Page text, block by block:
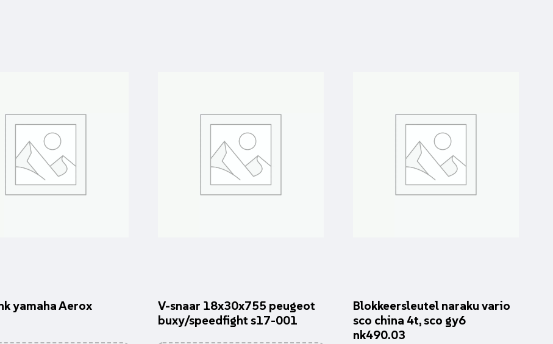
yamaha Aerox
V-snaar 18x30x755 peugeot
buxy/speedfight s17-001
Blokkeersleutel naraku vario
sco china 4t, sco gy6
nk490.03